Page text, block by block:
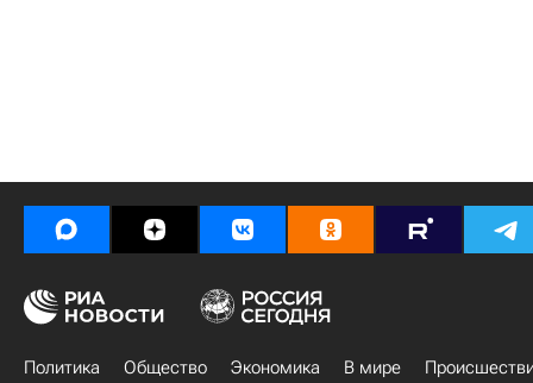
Политика Общество Экономика В мире